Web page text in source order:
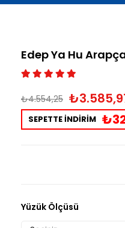
Edep Ya Hu
₺4.554,25
SEPETTE İNDİRİM
Yüzük Ölçüsü